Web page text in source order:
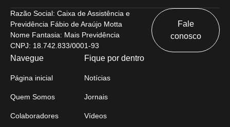
Razão Social: Caixa de Assistência e
Previdência Fábio de Araújo Motta
Nome Fantasia: Mais Previdência
CNPJ: 18.742.833/0001-93
Fale
conosco
Navegue
Página inicial
Quem Somos
Colaboradores
Fique por dentro
Notícias
Jornais
Vídeos